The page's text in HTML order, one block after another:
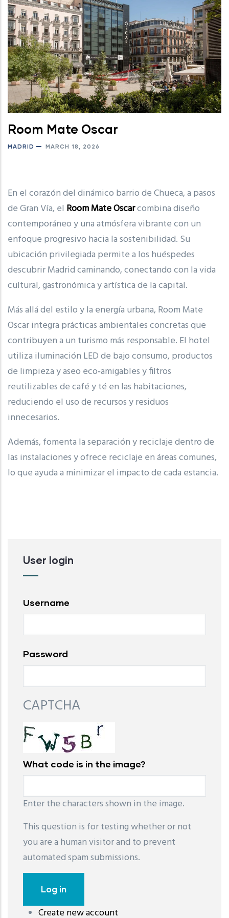
Room Mate Oscar
MADRID MARCH 18, 2026
En el corazón del dinámico barrio de Chueca, a pasos
de Gran Vía, el Room Mate Oscarcombina diseño
contemporáneo y una atmósfera vibrante con un
enfoque progresivo hacia la sostenibilidad. Su
ubicación privilegiada permite a los huéspedes
descubrir Madrid caminando, conectando con la vida
cultural, gastronómica y artística de la capital.
Más allá del estilo y la energía urbana, Room Mate
Oscar integra prácticas ambientales concretas que
contribuyen a un turismo más responsable. El hotel
utiliza iluminación LED de bajo consumo, productos
de limpieza y aseo eco‑amigables y filtros
reutilizables de café y té en las habitaciones,
reduciendo el uso de recursos y residuos
innecesarios.
Además, fomenta la separación y reciclaje dentro de
las instalaciones y ofrece reciclaje en áreas comunes,
lo que ayuda a minimizar el impacto de cada estancia.
User login
Username
Password
CAPTCHA
What code is in the image?
Enter the characters shown in the image.
This question is for testing whether or not
you are a human visitor and to prevent
automated spam submissions.
Create new account